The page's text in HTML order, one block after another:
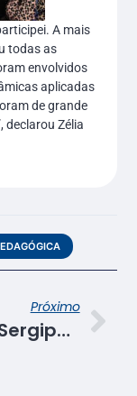
A mais
todas as
envolvidos
aplicadas
de grande
declarou Zélia
Próximo
Senac Sergipe estuda proposta para adoção de energia renovável nas unidades